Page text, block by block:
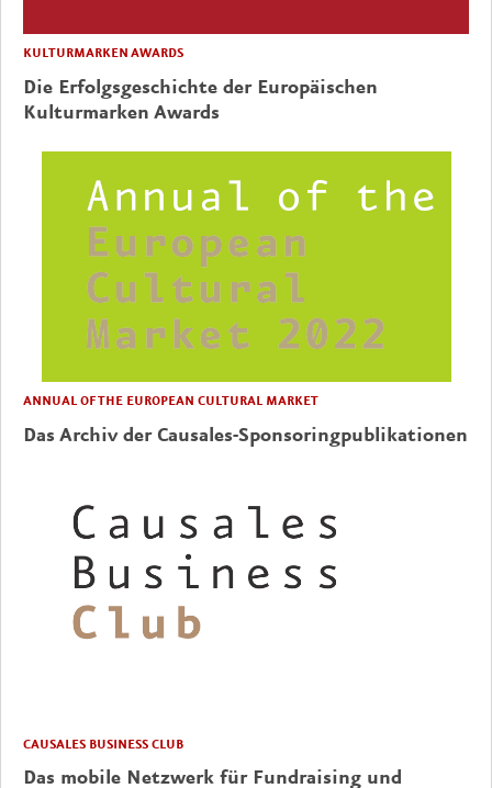
KULTURMARKEN AWARDS
Die Erfolgsgeschichte der Europäischen
Kulturmarken Awards
ANNUAL OF THE EUROPEAN CULTURAL MARKET
Das Archiv der Causales-Sponsoringpublikationen
CAUSALES BUSINESS CLUB
Das mobile Netzwerk für Fundraising und